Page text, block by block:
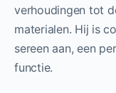
verhoudingen tot
materialen. Hij is
sereen aan, een
functie.